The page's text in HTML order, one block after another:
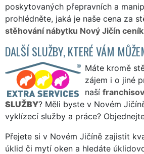
poskytovaných přepravních a
prohlédněte, jaká je naše cena za
stěhování nábytku Nový Jičín ceník
DALŠÍ SLUŽBY, KTERÉ VÁM
Máte kromě
zájem i o jiné
naší
SLUŽBY? Měli byste v Novém
vyklízecí služby a práce?
Přejete si v Novém Jičíně zajistit
úklid či mytí oken a hledáte